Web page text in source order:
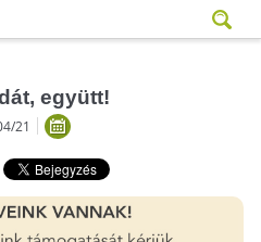
együtt!
21